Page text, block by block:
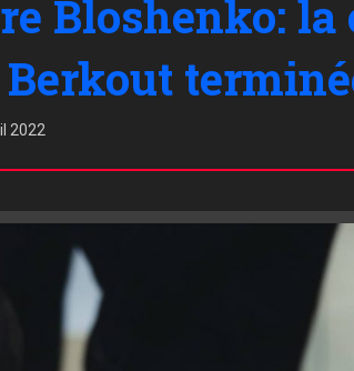
Bloshenko: la
2022